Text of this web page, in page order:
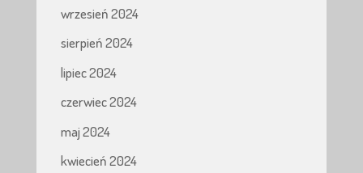
wrzesień 2024
sierpień 2024
lipiec 2024
czerwiec 2024
maj 2024
kwiecień 2024